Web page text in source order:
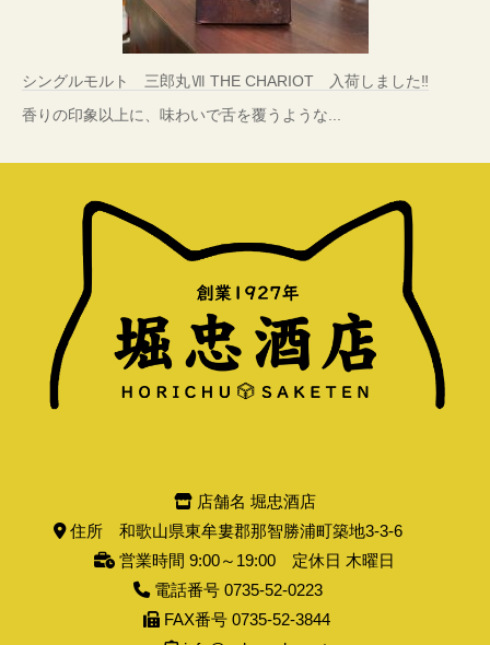
シングルモルト 三郎丸Ⅶ THE CHARIOT 入荷しました‼
香りの印象以上に、味わいで舌を覆うような...
店舗名 堀忠酒店
住所 和歌山県東牟婁郡那智勝浦町築地3-3-6
営業時間 9:00～19:00 定休日 木曜日
電話番号 0735-52-0223
FAX番号 0735-52-3844